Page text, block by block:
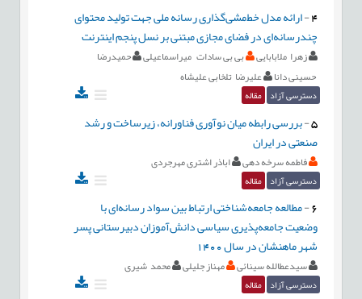
4
-ارائه مدل خط‌مشی‌گذاری رسانه ملی جهت تولید محتوای
چندرسانه‌ای در فضای مجازی مبتنی بر نسل پنجم اینترنت
زهرا ملابابایی بی بی سادات میراسماعیلی حمیدرضا
حسینی دانا علیرضا تلخابی علیشاه
دسترسی آزاد مقاله
5
-بررسی رابطه میان نوآوری فناورانه، زیرساخت و رشد
صنعتی در ایران
فاطمه سرخه دهی اباذر اشتری مهرجردی
دسترسی آزاد مقاله
6
-مطالعه جامعه‌شناختی ارتباط بین سواد رسانه‌ای با
وضعیت جامعه‌پذیری سیاسی دانش‌آموزان دبیرستانی پسر
شهر ماهنشان در سال 1400
سیدعطالله سینائی مهناز جلیلی محمد شیری
دسترسی آزاد مقاله